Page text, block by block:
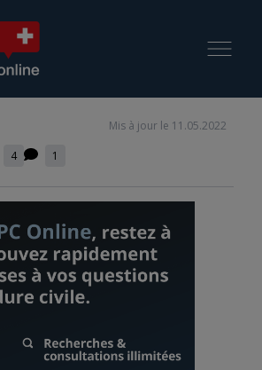
Mis à jour le 11.05.2022
4 1